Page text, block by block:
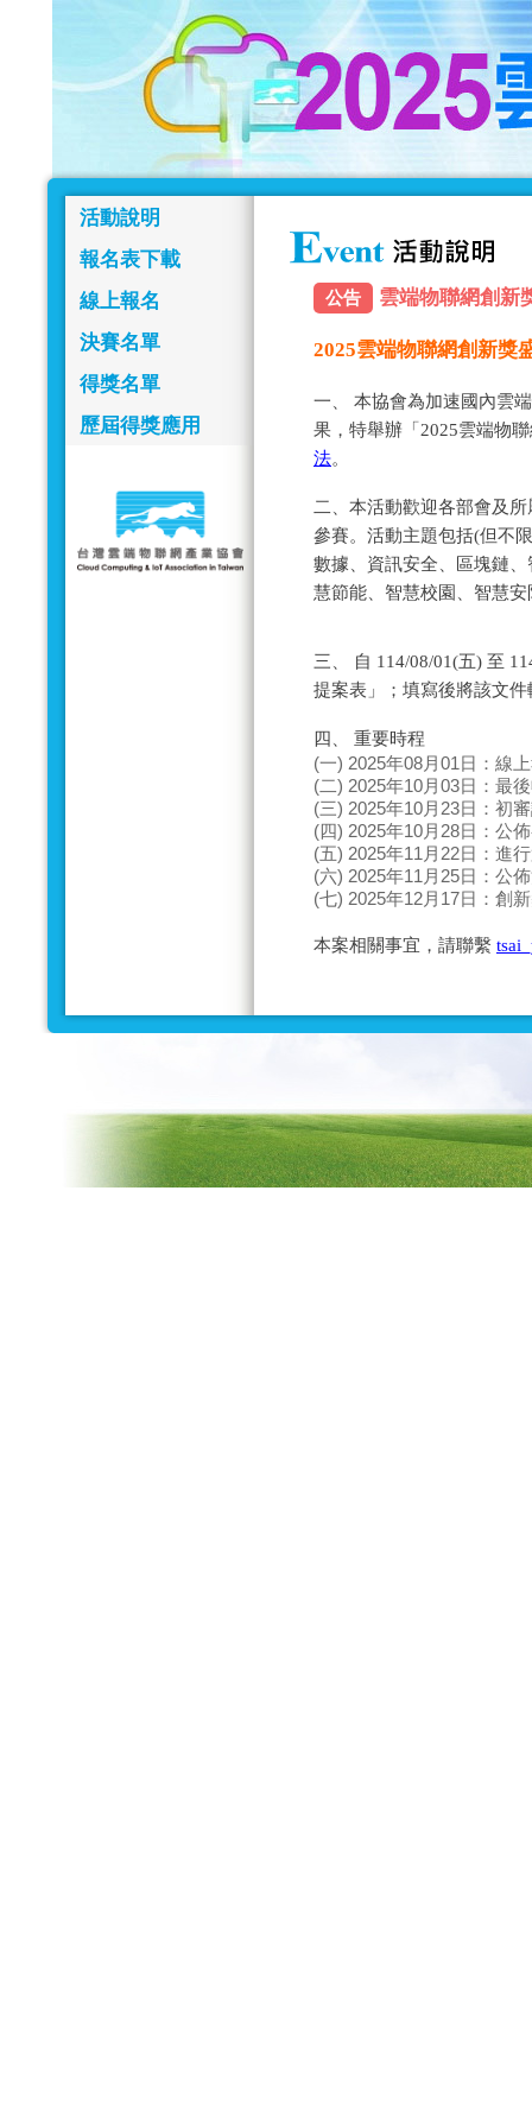
活動說明
報名表下載
線上報名
決賽名單
得獎名單
歷屆得獎應用
公告 雲端物聯網創新
2025雲端物聯網創新獎
一、 本協會為加速國內雲
果，特舉辦「2025雲端物
法。
二、本活動歡迎各部會及
參賽。活動主題包括(但不
數據、資訊安全、區塊鏈
慧節能、智慧校園、智慧
三、 自 114/08/01(五) 至
提案表」；填寫後將該文
四、 重要時程
(一) 2025年08月01日：線
(二) 2025年10月03日：最
(三) 2025年10月23日：初
(四) 2025年10月28日：公
(五) 2025年11月22日：進
(六) 2025年11月25日：公
(七) 2025年12月17日：創
本案相關事宜，請聯繫